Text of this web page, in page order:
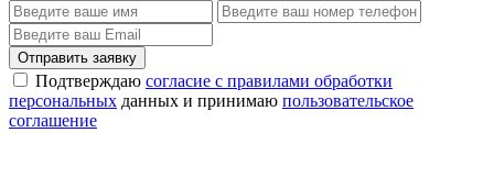
Отправить заявку
Подтверждаю согласие с правилами обработки
персональных данных и принимаю пользовательское
соглашение